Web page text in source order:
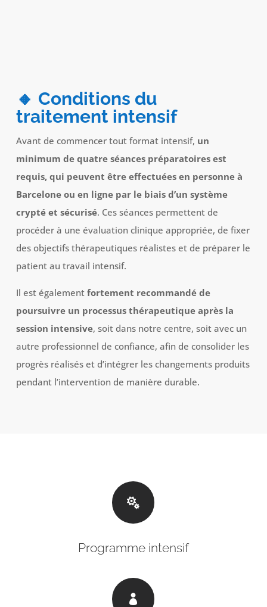
🔸 Conditions du
traitement intensif
Avant de commencer tout format intensif, un
minimum de quatre séances préparatoires est
requis, qui peuvent être effectuées en personne à
Barcelone ou en ligne par le biais d’un système
crypté et sécurisé. Ces séances permettent de
procéder à une évaluation clinique appropriée, de fixer
des objectifs thérapeutiques réalistes et de préparer le
patient au travail intensif.
Il est également fortement recommandé de
poursuivre un processus thérapeutique après la
session intensive, soit dans notre centre, soit avec un
autre professionnel de confiance, afin de consolider les
progrès réalisés et d’intégrer les changements produits
pendant l’intervention de manière durable.

Programme intensif
